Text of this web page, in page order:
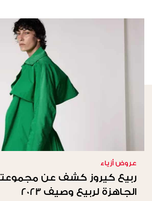
عروض أزياء
ربيع كيروز كشف عن مجموعته
الجاهزة لربيع وصيف 2023